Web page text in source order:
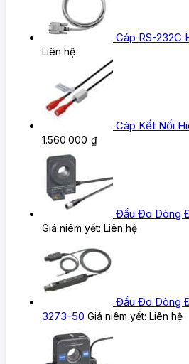
Cáp RS-232C
Liên hệ
Cáp Kết Nối
1.560.000 ₫
Đầu Đo Dòng
Giá niêm yết: Liên hệ
Đầu Đo Dòng
3273-50 Giá niêm yết: Liên hệ